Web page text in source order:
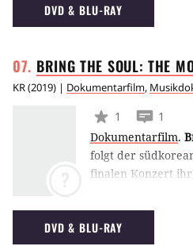
DVD & BLU-RAY
BRING THE SOUL: THE
KR(2019) | Dokumentarfilm,
1
1
Dokumentarfilm.
folgt der
finalen Konzert
für die
gehen. (MK)
DVD & BLU-RAY